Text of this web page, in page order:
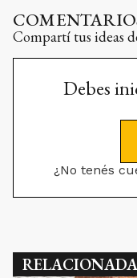
Compartí tus ideas
Debes
¿No tenés